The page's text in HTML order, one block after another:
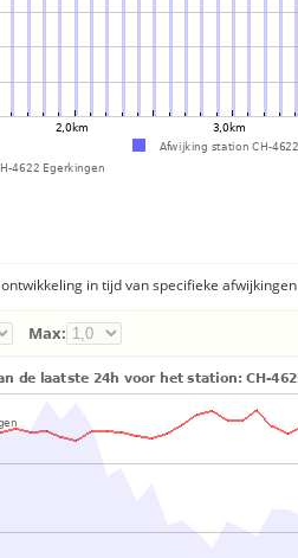
in tijd van specifieke afwijkingen
Max: